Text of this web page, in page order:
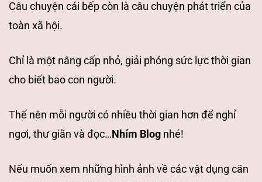
Câu chuyện cái bếp còn là câu chuyện phát triển của
toàn xã hội.
Chỉ là một nâng cấp nhỏ, giải phóng sức lực thời gian
cho biết bao con người.
Thế nên mỗi người có nhiều thời gian hơn để nghỉ
ngơi, thư giãn và đọc… Nhím Blog nhé!
Nếu muốn xem những hình ảnh về các vật dụng căn